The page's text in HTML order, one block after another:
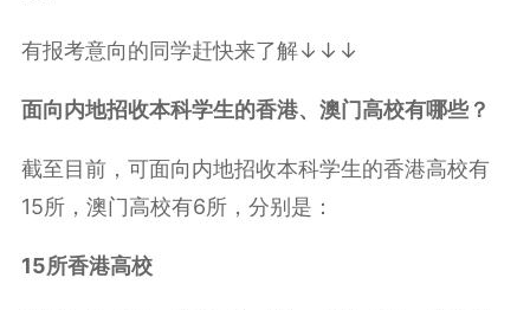
有报考意向的同学赶快来了解↓↓↓
面向内地招收本科学生的香港、澳门高校有哪些？
截至目前，可面向内地招收本科学生的香港高校有
15所，澳门高校有6所，分别是：
15所香港高校